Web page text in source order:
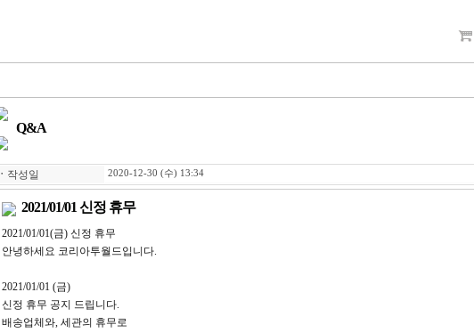
Q&A
ㆍ 작성일 2020-12-30 (수) 13:34
2021/01/01 신정 휴무
2021/01/01(금) 신정 휴무
안녕하세요 코리아투월드입니다.
2021/01/01 (금)
신정 휴무 공지 드립니다.
배송업체와, 세관의 휴무로